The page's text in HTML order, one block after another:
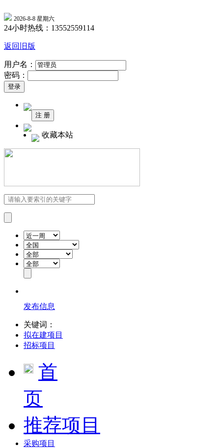
2026-8-8 星期六
24小时热线：13552559114
返回旧版
用户名：
密码：
收藏本站
发布信息
关键词：
拟在建项目
招标项目
首
页
推荐项目
采购项目